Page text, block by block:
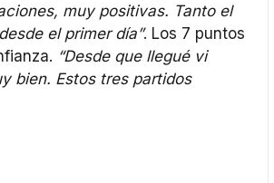
muy positivas. Tanto el
el primer día”. Los 7 puntos
“Desde que llegué vi
bien. Estos tres partidos